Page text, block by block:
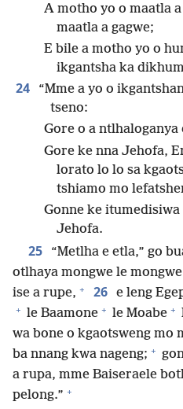
A motho yo o maatla
maatla a gagwe;
E bile a motho yo o
ikgantsha ka
24
“Mme a yo o
tseno:
Gore o a ntlhaloganya
Gore ke nna Jehofa,
lorato lo lo sa
tshiamo mo
Gonne ke itumedisiwa
Jehofa.
25
“Metlha e etla,” go
otlhaya mongwe le
ise a rupe, + 26 e leng
+ le Baamone + le Moabe +
wa bone o kgaotsweng mo
ba nnang kwa nageng; +
a rupa, mme Baiseraele
pelong.” +